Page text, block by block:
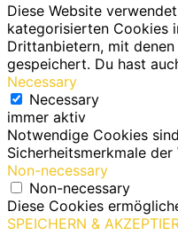
Diese Website
kategorisierten Cookies
Drittanbietern, mit
gespeichert. Du hast
Necessary
Necessary
immer aktiv
Notwendige Cookies
Sicherheitsmerkmale
Non-necessary
Non-necessary
Diese Cookies
SPEICHERN &